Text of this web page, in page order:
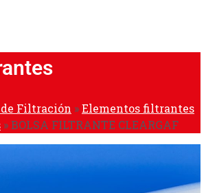
Filtración »Elementos filtrantes
»BOLSA FILTRANTE CLEARGAF